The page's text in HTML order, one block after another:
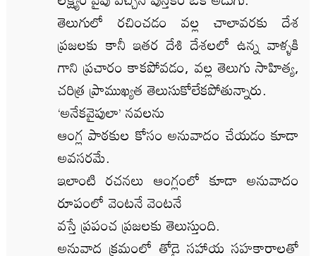
తెలుగులో రచించడం వల్ల చాలావరకు దేశ
ప్రజలకు కానీ ఇతర దేశి దేశలలో ఉన్న వాళ్ళకి
గాని ప్రచారం కాకపోవడం, వల్ల తెలుగు సాహిత్య,
చరిత్ర ప్రాముఖ్యత తెలుసుకోలేకపోతున్నారు.
‘అనేకవైపులా’ నవలను
ఆంగ్ల పాఠకుల కోసం అనువాదం చేయడం కూడా
అవసరమే.
ఇలాంటి రచనలు ఆంగ్లంలో కూడా అనువాదం
రూపంలో వెంటనే వెంటనే
వస్తే ప్రపంచ ప్రజలకు తెలుస్తుంది.
అనువాద క్రమంలో తోడై సహాయ సహకారాలతో